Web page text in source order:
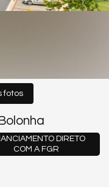
fotos
DIRETO
COM A FGR